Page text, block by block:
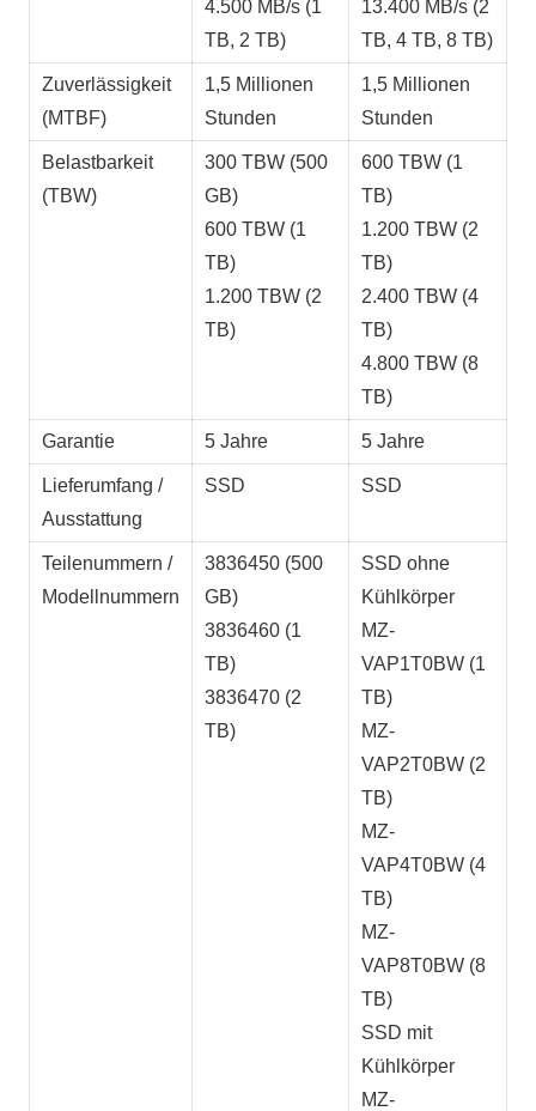
4.500 MB/s (1
TB, 2 TB)
13.400 MB/s (2
TB, 4 TB, 8 TB)
Zuverlässigkeit
(MTBF)
1,5 Millionen
Stunden
1,5 Millionen
Stunden
Belastbarkeit
(TBW)
300 TBW (500
GB)
600 TBW (1
TB)
1.200 TBW (2
TB)
600 TBW (1
TB)
1.200 TBW (2
TB)
2.400 TBW (4
TB)
4.800 TBW (8
TB)
Garantie 5 Jahre 5 Jahre
Lieferumfang /
Ausstattung
SSD SSD
Teilenummern /
Modellnummern
3836450 (500
GB)
3836460 (1
TB)
3836470 (2
TB)
SSD ohne
Kühlkörper
MZ-
VAP1T0BW (1
TB)
MZ-
VAP2T0BW (2
TB)
MZ-
VAP4T0BW (4
TB)
MZ-
VAP8T0BW (8
TB)
SSD mit
Kühlkörper
MZ-